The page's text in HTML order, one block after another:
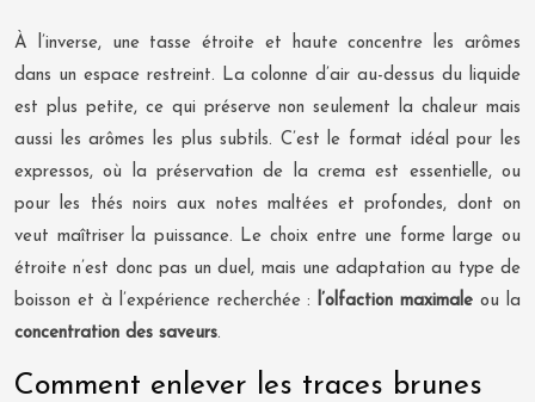
À l’inverse, une tasse étroite et haute concentre les arômes
dans un espace restreint. La colonne d’air au-dessus du liquide
est plus petite, ce qui préserve non seulement la chaleur mais
aussi les arômes les plus subtils. C’est le format idéal pour les
expressos, où la préservation de la crema est essentielle, ou
pour les thés noirs aux notes maltées et profondes, dont on
veut maîtriser la puissance. Le choix entre une forme large ou
étroite n’est donc pas un duel, mais une adaptation au type de
boisson et à l’expérience recherchée :l’olfaction maximale ou la
concentration des saveurs.
Comment enlever les traces brunes